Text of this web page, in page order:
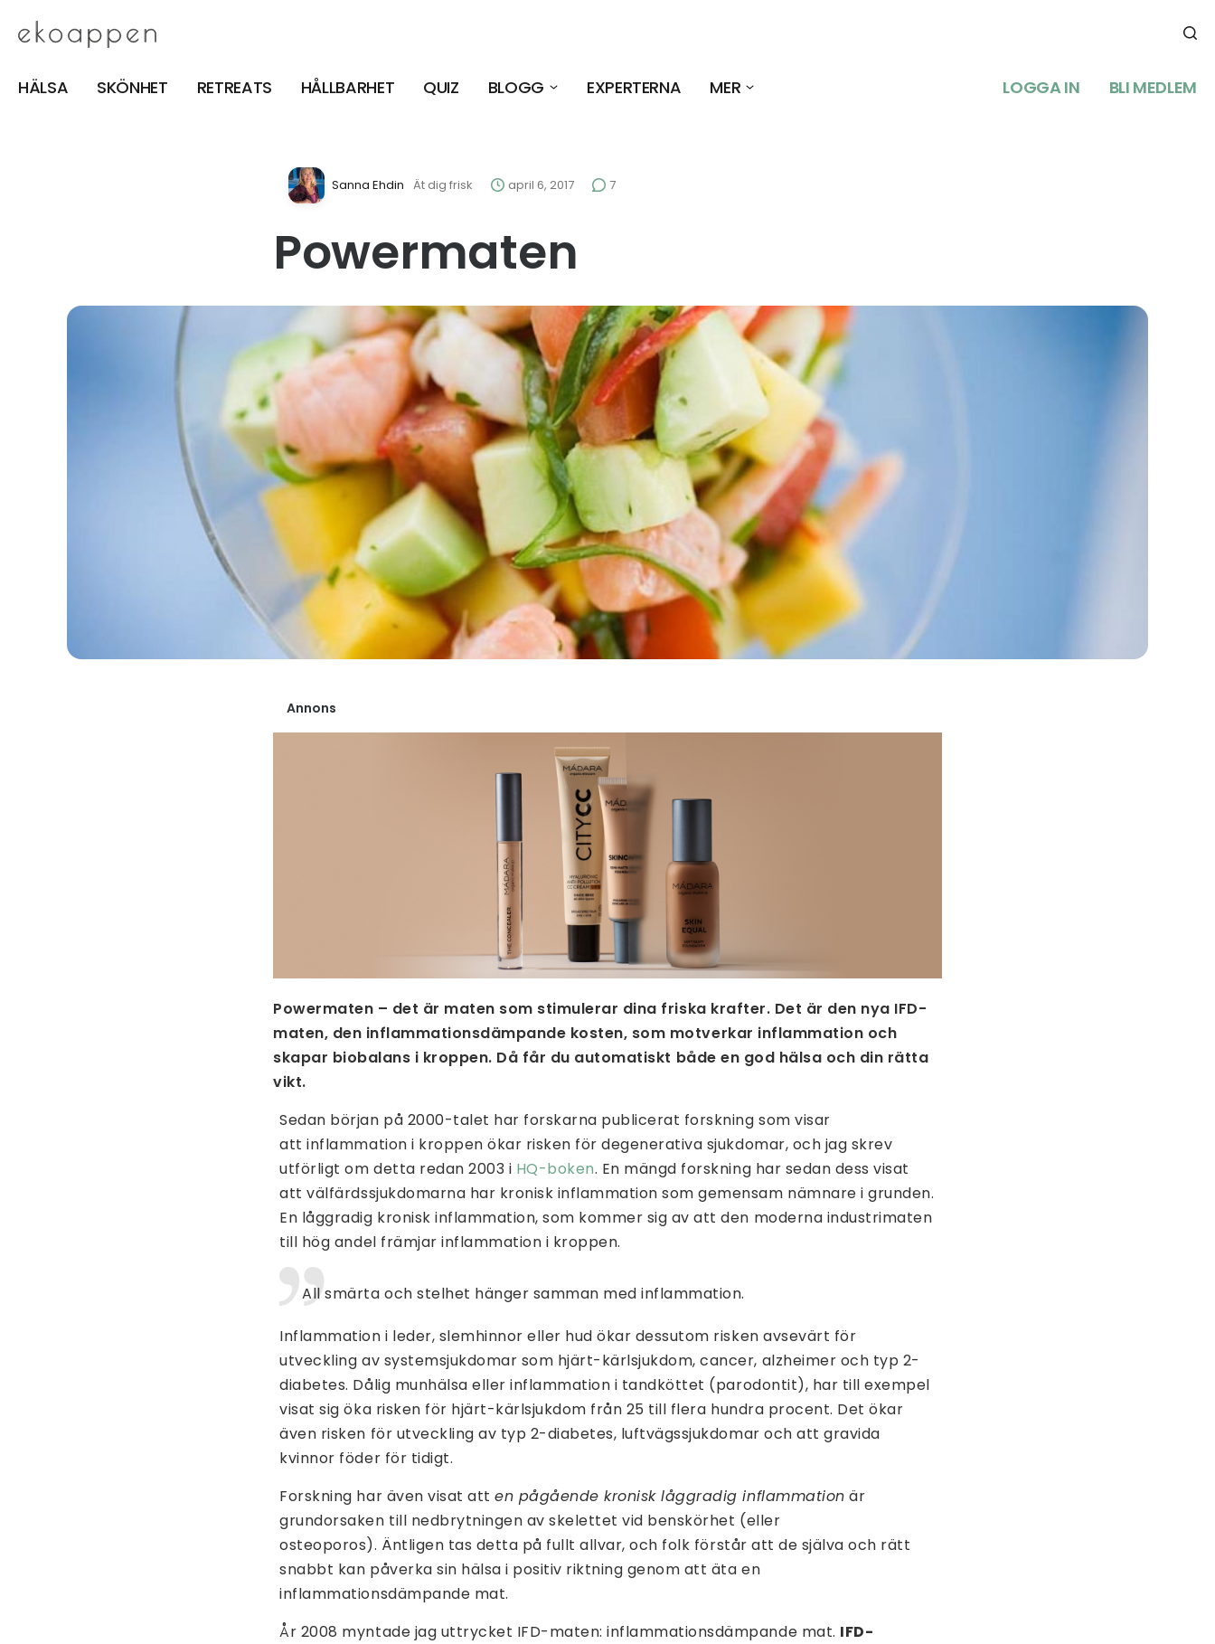
HÄLSA SKÖNHET RETREATS HÅLLBARHET QUIZ BLOGG EXPERTERNA MER LOGGA IN BLI MEDLEM
Sanna Ehdin Ät dig frisk april 6, 2017 7
Powermaten
Annons
Powermaten – det är maten som stimulerar dina friska krafter. Det är den nya IFD-
maten, den inflammationsdämpande kosten, som motverkar inflammation och
skapar biobalans i kroppen. Då får du automatiskt både en god hälsa och din rätta
vikt.
Sedan början på 2000-talet har forskarna publicerat forskning som visar
att inflammation i kroppen ökar risken för degenerativa sjukdomar, och jag skrev
utförligt om detta redan 2003 i HQ-boken. En mängd forskning har sedan dess visat
att välfärdssjukdomarna har kronisk inflammation som gemensam nämnare i grunden.
En låggradig kronisk inflammation, som kommer sig av att den moderna industrimaten
till hög andel främjar inflammation i kroppen.
All smärta och stelhet hänger samman med inflammation.
Inflammation i leder, slemhinnor eller hud ökar dessutom risken avsevärt för
utveckling av systemsjukdomar som hjärt-kärlsjukdom, cancer, alzheimer och typ 2-
diabetes. Dålig munhälsa eller inflammation i tandköttet (parodontit), har till exempel
visat sig öka risken för hjärt-kärlsjukdom från 25 till flera hundra procent. Det ökar
även risken för utveckling av typ 2-diabetes, luftvägssjukdomar och att gravida
kvinnor föder för tidigt.
Forskning har även visat atten pågående kronisk låggradig inflammation är
grundorsaken till nedbrytningen av skelettet vid benskörhet (eller
osteoporos). Äntligen tas detta på fullt allvar, och folk förstår att de själva och rätt
snabbt kan påverka sin hälsa i positiv riktning genom att äta en
inflammationsdämpande mat.
År 2008 myntade jag uttrycket IFD-maten: inflammationsdämpande mat. IFD-